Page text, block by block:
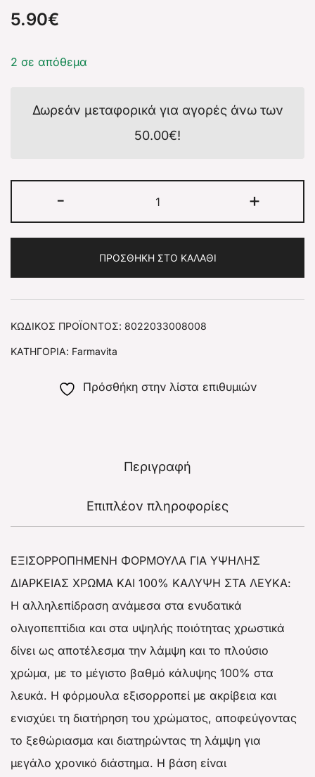
5.90€
2 σε απόθεμα
Δωρεάν μεταφορικά για αγορές άνω των
50.00€!
- +
ΠΡΟΣΘΉΚΗ ΣΤΟ ΚΑΛΆΘΙ
ΚΩΔΙΚΌΣ ΠΡΟΪΌΝΤΟΣ: 8022033008008
ΚΑΤΗΓΟΡΊΑ: Farmavita
Πρόσθήκη στην λίστα επιθυμιών
Περιγραφή
Επιπλέον πληροφορίες
ΕΞΙΣΟΡΡΟΠΗΜΕΝΗ ΦΟΡΜΟΥΛΑ ΓΙΑ ΥΨΗΛΗΣ
ΔΙΑΡΚΕΙΑΣ ΧΡΩΜΑ ΚΑΙ 100% ΚΑΛΥΨΗ ΣΤΑ ΛΕΥΚΑ:
Η αλληλεπίδραση ανάμεσα στα ενυδατικά
ολιγοπεπτίδια και στα υψηλής ποιότητας χρωστικά
δίνει ως αποτέλεσμα την λάμψη και το πλούσιο
χρώμα, με το μέγιστο βαθμό κάλυψης 100% στα
λευκά. Η φόρμουλα εξισορροπεί με ακρίβεια και
ενισχύει τη διατήρηση του χρώματος, αποφεύγοντας
το ξεθώριασμα και διατηρώντας τη λάμψη για
μεγάλο χρονικό διάστημα. Η βάση είναι